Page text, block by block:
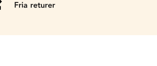
Fria returer